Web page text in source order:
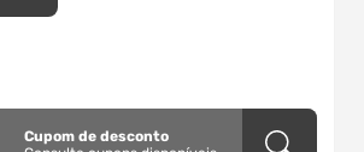
Cupom de desconto